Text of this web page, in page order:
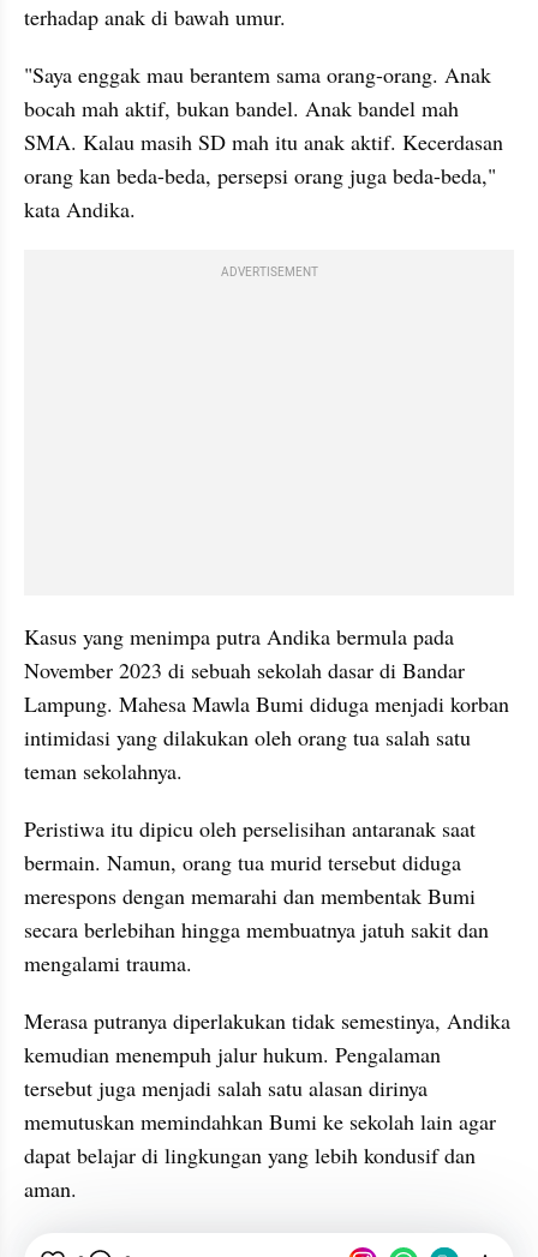
terhadap anak di bawah umur.
"Saya enggak mau berantem sama orang-orang. Anak
bocah mah aktif, bukan bandel. Anak bandel mah
SMA. Kalau masih SD mah itu anak aktif. Kecerdasan
orang kan beda-beda, persepsi orang juga beda-beda,"
kata Andika.
ADVERTISEMENT
Kasus yang menimpa putra Andika bermula pada
November 2023 di sebuah sekolah dasar di Bandar
Lampung. Mahesa Mawla Bumi diduga menjadi korban
intimidasi yang dilakukan oleh orang tua salah satu
teman sekolahnya.
Peristiwa itu dipicu oleh perselisihan antaranak saat
bermain. Namun, orang tua murid tersebut diduga
merespons dengan memarahi dan membentak Bumi
secara berlebihan hingga membuatnya jatuh sakit dan
mengalami trauma.
Merasa putranya diperlakukan tidak semestinya, Andika
kemudian menempuh jalur hukum. Pengalaman
tersebut juga menjadi salah satu alasan dirinya
memutuskan memindahkan Bumi ke sekolah lain agar
dapat belajar di lingkungan yang lebih kondusif dan
aman.